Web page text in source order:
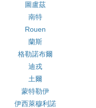
圖盧茲
南特
Rouen
蘭斯
格勒諾布爾
迪戎
土爾
蒙特勒伊
伊西萊穆利諾